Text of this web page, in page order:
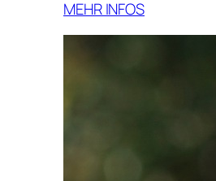
MEHR INFOS